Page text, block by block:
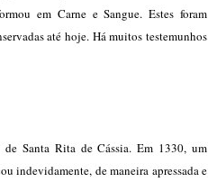
em Carne e Sangue. Estes foram
até hoje. Há muitos testemunhos
de Santa Rita de Cássia. Em 1330, um
indevidamente, de maneira apressada e